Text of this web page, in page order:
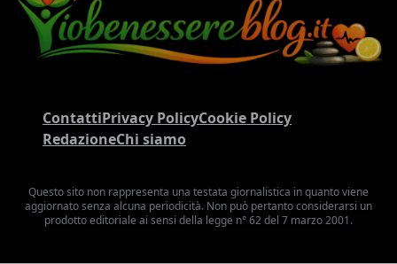
ContattiPrivacy PolicyCookie Policy
RedazioneChi siamo
Questo sito non rappresenta una testata giornalistica in quanto viene
aggiornato senza alcuna periodicità. Non può pertanto considerarsi un
prodotto editoriale ai sensi della legge n° 62 del 7 marzo 2001.